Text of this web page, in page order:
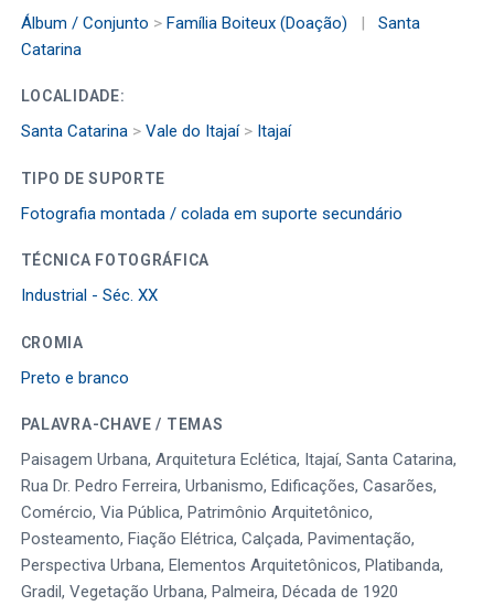
Álbum / Conjunto > Família Boiteux (Doação) |
Santa
Catarina
LOCALIDADE:
Santa Catarina> Vale do Itajaí> Itajaí
TIPO DE SUPORTE
Fotografia montada / colada em suporte secundário
TÉCNICA FOTOGRÁFICA
Industrial - Séc. XX
CROMIA
Preto e branco
PALAVRA-CHAVE / TEMAS
Paisagem Urbana, Arquitetura Eclética, Itajaí, Santa Catarina,
Rua Dr. Pedro Ferreira, Urbanismo, Edificações, Casarões,
Comércio, Via Pública, Patrimônio Arquitetônico,
Posteamento, Fiação Elétrica, Calçada, Pavimentação,
Perspectiva Urbana, Elementos Arquitetônicos, Platibanda,
Gradil, Vegetação Urbana, Palmeira, Década de 1920